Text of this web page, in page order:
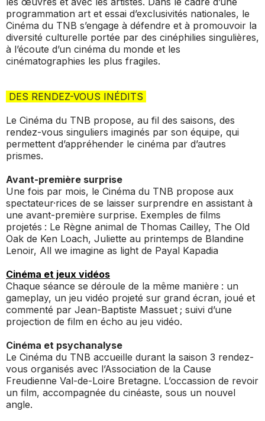
programmation art et essai d’exclusivités nationales, le
Cinéma du TNB s’engage à défendre et à promouvoir la
diversité culturelle portée par des cinéphilies singulières,
à l’écoute d’un cinéma du monde et les
cinématographies les plus fragiles.
DES RENDEZ-VOUS INÉDITS
Le Cinéma du TNB propose, au fil des saisons, des
rendez-vous singuliers imaginés par son équipe, qui
permettent d’appréhender le cinéma par d’autres
prismes.
Avant-première surprise
Une fois par mois, le Cinéma du TNB propose aux
spectateur·rices de se laisser surprendre en assistant à
une avant-première surprise. Exemples de films
projetés : Le Règne animal de Thomas Cailley, The Old
Oak de Ken Loach, Juliette au printemps de Blandine
Lenoir, All we imagine as light de Payal Kapadia
Cinéma et jeux vidéos
Chaque séance se déroule de la même manière : un
gameplay, un jeu vidéo projeté sur grand écran, joué et
commenté par Jean-Baptiste Massuet ; suivi d’une
projection de film en écho au jeu vidéo.
Cinéma et psychanalyse
Le Cinéma du TNB accueille durant la saison 3 rendez-
vous organisés avec l’Association de la Cause
Freudienne Val-de-Loire Bretagne. L’occassion de revoir
un film, accompagnée du cinéaste, sous un nouvel
angle.